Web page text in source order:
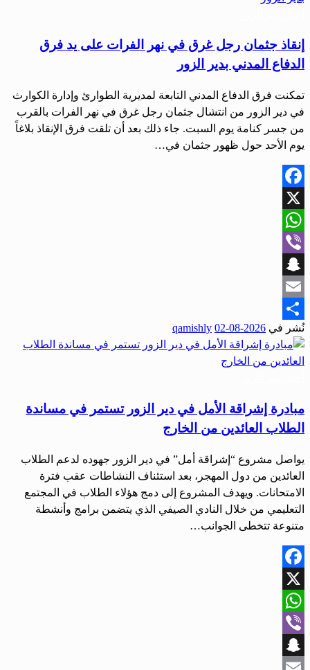
إنقاذ جثمان رجل غرق في نهر الفرات على يد فرق
الدفاع المدني بدير الزور
تمكنت فرق الدفاع المدني التابعة لمديرية الطوارئ وإدارة الكوارث
في دير الزور من انتشال جثمان رجل غرق في نهر الفرات بالقرب
من جسر كنامة يوم السبت. جاء ذلك بعد أن تلقت فرق الإنقاذ بلاغاً
يوم الأحد حول ظهور جثمان في…
Facebook
X
WhatsApp
Viber
Snapchat
Email
Share
نُشر في 2026-08-02
qamishly
مبادرة إشراقة الأمل في دير الزور تستمر في مساندة
الطلاب العائدين من الخارج
يواصل مشروع “إشراقة أمل” في دير الزور جهوده لدعم الطلاب
العائدين من دول المهجر، بعد استئناف النشاطات عقب فترة
الامتحانات. ويهدف المشروع إلى دمج هؤلاء الطلاب في المجتمع
التعليمي من خلال النادي الصيفي الذي يتضمن برامج وأنشطة
متنوعة تتخطى الجوانب…
Facebook
X
WhatsApp
Viber
Snapchat